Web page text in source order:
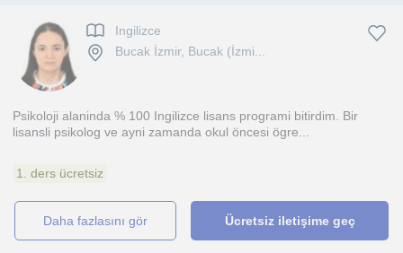
Ingilizce
Bucak İzmir, Bucak (İzmi...
Psikoloji alaninda % 100 Ingilizce lisans programi bitirdim. Bir
lisansli psikolog ve ayni zamanda okul öncesi ögre...
1. ders ücretsiz
daha fazlasını gör Ücretsiz iletişime geç